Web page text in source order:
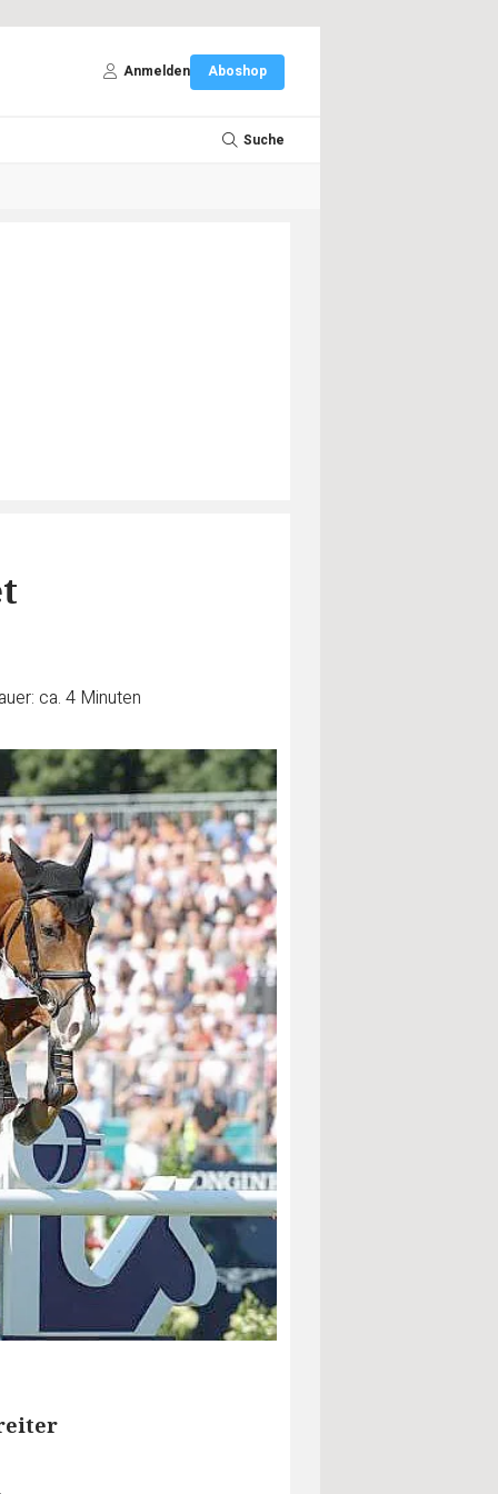
Anmelden Aboshop
Suche
ca. 4 Minuten